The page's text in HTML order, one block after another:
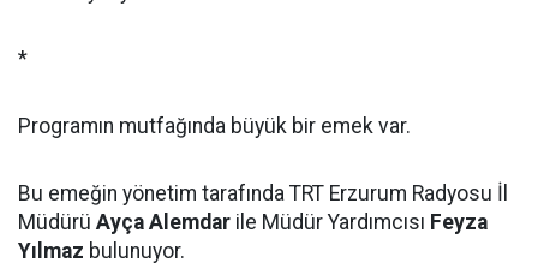
*
Programın mutfağında büyük bir emek var.
Bu emeğin yönetim tarafında TRT Erzurum Radyosu İl
Müdürü Ayça Alemdar ile Müdür Yardımcısı Feyza
Yılmaz bulunuyor.